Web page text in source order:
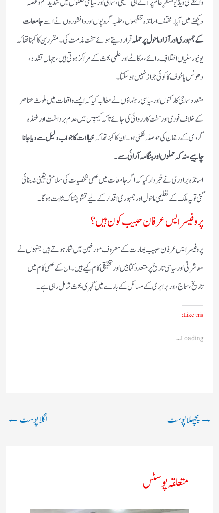
دیکھنے میں آیا۔ مختلف اساتذہ تنظیموں، طلبہ گروپوں اور دانشوروں نے اسےجامعات
کے جمہوری اور آزاد ماحول پر حملہقرار دیتے ہوئے سخت مذمت کی۔ مقررین کا کہنا تھا کہ
یونیورسٹیاں اختلافِ رائے، مکالمے اور علمی بحث کے مراکز ہوتی ہیں، جہاں تشدد،
دھونس یا خوف کا کوئی جواز نہیں ہو سکتا۔
متعدد سماجی کارکنوں اور سیاسی رہنماؤں نے مطالبہ کیا کہ ایسے واقعات میں ملوث عناصر
کے خلاف فوری اور سخت کارروائی کی جائے تاکہ کیمپس میں عدم برداشت اور غنڈہ
گردی کے رجحان کی حوصلہ شکنی ہو۔ ان کا کہنا تھا کہخیالات کا جواب دلیل سے دیا جانا
چاہیے، نہ کہ حملوں اور ہنگامہ آرائی سے۔
اساتذہ برادری نے خبردار کیا کہ اگر جامعات میں علمی شخصیات کی سلامتی یقینی نہ بنائی
گئی تو یہ ملک کے تعلیمی ماحول اور جمہوری اقدار کے لیے تشویشناک ثابت ہوگا۔
پروفیسر ایس عرفان حبیب کون ہیں؟
پروفیسر ایس عرفان حبیب بھارت کے معروف مورخین میں شمار ہوتے ہیں جنہوں نے
معاشرتی اور سیاسی تاریخ پر متعدد کتابیں اور تحقیقی کام کیے ہیں۔ ان کے علمی کام میں
تاریخ، سماج، اور برابری کے مسائل کے بارے میں گہری بحث شامل رہی ہے۔
Like this:
Loading...
→پچھلا پوسٹ اگلا پوسٹ←
متعلقہ پوسٹس